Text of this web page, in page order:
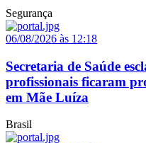
Segurança
06/08/2026 às 12:18
Secretaria de Saúde
profissionais ficaram
em Mãe Luíza
Brasil